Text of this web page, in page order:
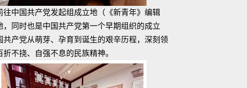
中国共产党发起组成立地（《新青年》编辑
同时也是中国共产党第一个早期组织的成立
产党从萌芽、孕育到诞生的艰辛历程，深刻领
不挠、自强不息的民族精神。